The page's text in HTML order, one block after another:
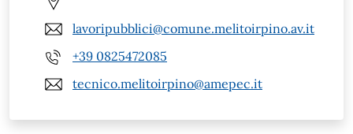
lavoripubblici@comune.melitoirpino.av.it
+39 0825472085
tecnico.melitoirpino@amepec.it